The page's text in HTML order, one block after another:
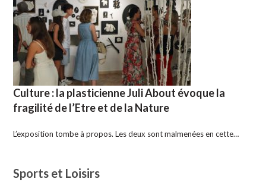
Culture : la plasticienne Juli About évoque la
fragilité de l’Etre et de la Nature
L’exposition tombe à propos. Les deux sont malmenées en cette…
Sports et Loisirs